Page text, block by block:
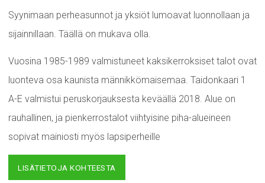
Syynimaan perheasunnot ja yksiöt lumoavat luonnollaan ja
sijainnillaan. Täällä on mukava olla.
Vuosina 1985-1989 valmistuneet kaksikerroksiset talot ovat
luonteva osa kaunista männikkömaisemaa. Taidonkaari 1
A-E valmistui peruskorjauksesta keväällä 2018. Alue on
rauhallinen, ja pienkerrostalot viihtyisine piha-alueineen
sopivat mainiosti myös lapsiperheille
LISÄTIETOJA KOHTEESTA